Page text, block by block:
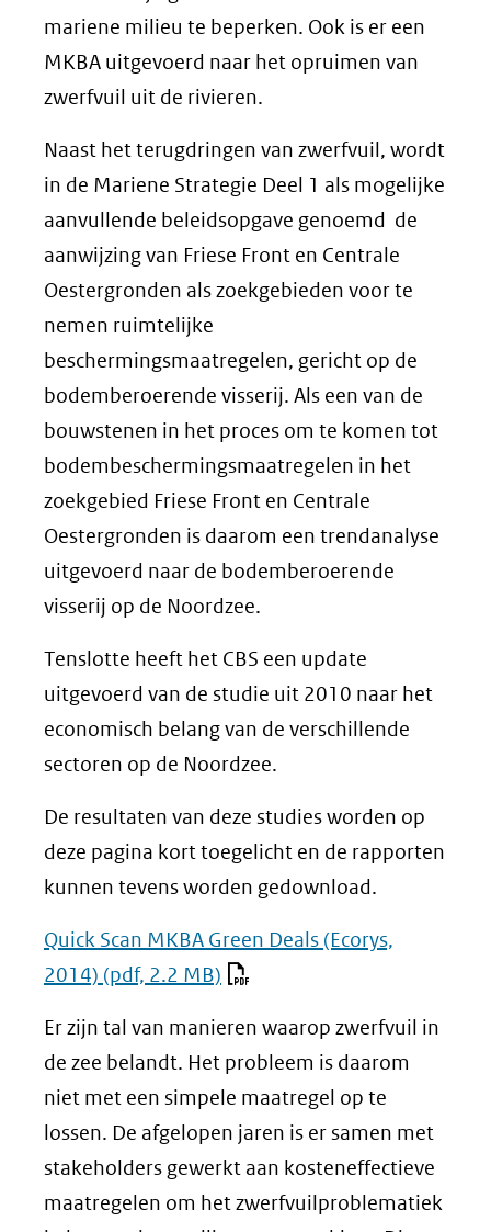
mariene milieu te beperken. Ook is er een
MKBA uitgevoerd naar het opruimen van
zwerfvuil uit de rivieren.
Naast het terugdringen van zwerfvuil, wordt
in de Mariene Strategie Deel 1 als mogelijke
aanvullende beleidsopgave genoemd de
aanwijzing van Friese Front en Centrale
Oestergronden als zoekgebieden voor te
nemen ruimtelijke
beschermingsmaatregelen, gericht op de
bodemberoerende visserij. Als een van de
bouwstenen in het proces om te komen tot
bodembeschermingsmaatregelen in het
zoekgebied Friese Front en Centrale
Oestergronden is daarom een trendanalyse
uitgevoerd naar de bodemberoerende
visserij op de Noordzee.
Tenslotte heeft het CBS een update
uitgevoerd van de studie uit 2010 naar het
economisch belang van de verschillende
sectoren op de Noordzee.
De resultaten van deze studies worden op
deze pagina kort toegelicht en de rapporten
kunnen tevens worden gedownload.
Quick Scan MKBA Green Deals (Ecorys,
2014) (pdf, 2.2 MB)
Er zijn tal van manieren waarop zwerfvuil in
de zee belandt. Het probleem is daarom
niet met een simpele maatregel op te
lossen. De afgelopen jaren is er samen met
stakeholders gewerkt aan kosteneffectieve
maatregelen om het zwerfvuilproblematiek